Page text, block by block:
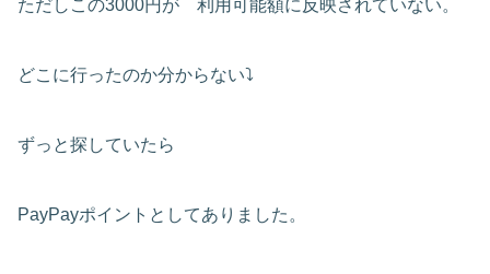
ただしこの3000円が 利用可能額に反映されていない。
どこに行ったのか分からない⤵
ずっと探していたら
PayPayポイントとしてありました。